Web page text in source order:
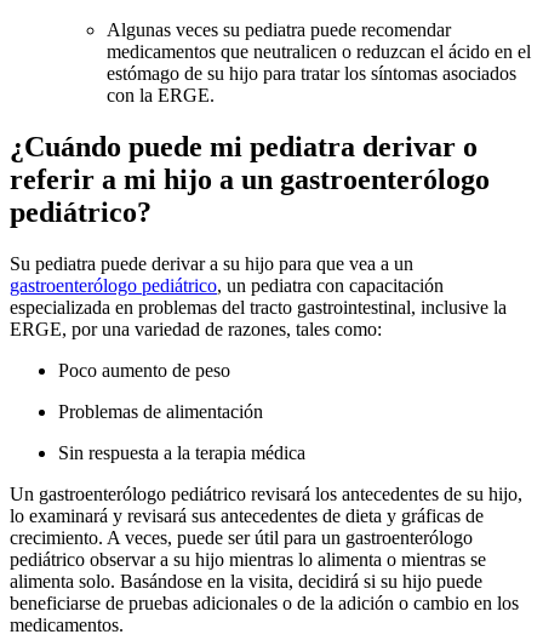
Algunas veces su pediatra puede recomendar
medicamentos que neutralicen o reduzcan el ácido en el
estómago de su hijo para tratar los síntomas asociados
con la ERGE.
¿Cuándo puede mi pediatra derivar o
referir a mi hijo a un gastroenterólogo
pediátrico?
Su pediatra puede derivar a su hijo para que vea a un
gastroenterólogo pediátrico, un pediatra con capacitación
especializada en problemas del tracto gastrointestinal, inclusive la
ERGE, por una variedad de razones, tales como:
Poco aumento de peso
Problemas de alimentación
Sin respuesta a la terapia médica
Un gastroenterólogo pediátrico revisará los antecedentes de su hijo,
lo examinará y revisará sus antecedentes de dieta y gráficas de
crecimiento. A veces, puede ser útil para un gastroenterólogo
pediátrico observar a su hijo mientras lo alimenta o mientras se
alimenta solo. Basándose en la visita, decidirá si su hijo puede
beneficiarse de pruebas adicionales o de la adición o cambio en los
medicamentos.